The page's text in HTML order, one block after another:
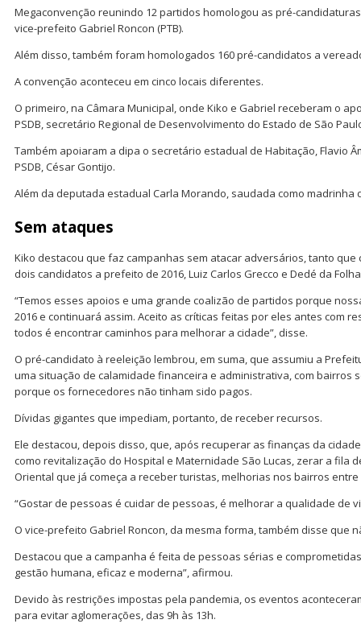
Megaconvenção reunindo 12 partidos homologou as pré-
vice-prefeito Gabriel Roncon (PTB).
Além disso, também foram homologados 160 pré-candidatos a
A convenção aconteceu em cinco locais diferentes.
O primeiro, na Câmara Municipal, onde Kiko e Gabriel receberam o
PSDB, secretário Regional de Desenvolvimento do Estado de São
Também apoiaram a dipa o secretário estadual de Habitação, Flavio
PSDB, César Gontijo.
Além da deputada estadual Carla Morando, saudada como madrinha
Sem ataques
Kiko destacou que faz campanhas sem atacar adversários, tanto que
dois candidatos a prefeito de 2016, Luiz Carlos Grecco e Dedé da
“Temos esses apoios e uma grande coalizão de partidos porque
2016 e continuará assim. Aceito as críticas feitas por eles antes com
todos é encontrar caminhos para melhorar a cidade”, disse.
O pré-candidato à reeleição lembrou, em suma, que assumiu a
uma situação de calamidade financeira e administrativa, com bairros
porque os fornecedores não tinham sido pagos.
Dívidas gigantes que impediam, portanto, de receber recursos.
Ele destacou, depois disso, que, após recuperar as finanças da
como revitalização do Hospital e Maternidade São Lucas, zerar a fila
Oriental que já começa a receber turistas, melhorias nos bairros
“Gostar de pessoas é cuidar de pessoas, é melhorar a qualidade de
O vice-prefeito Gabriel Roncon, da mesma forma, também disse que
Destacou que a campanha é feita de pessoas sérias e
gestão humana, eficaz e moderna”, afirmou.
Devido às restrições impostas pela pandemia, os eventos
para evitar aglomerações, das 9h às 13h.